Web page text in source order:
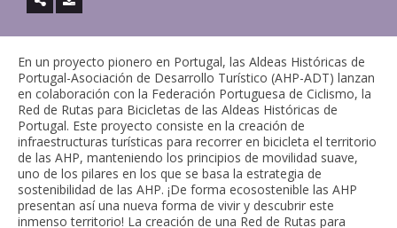
En un proyecto pionero en Portugal, las Aldeas Históricas de
Portugal-Asociación de Desarrollo Turístico (AHP-ADT) lanzan
en colaboración con la Federación Portuguesa de Ciclismo, la
Red de Rutas para Bicicletas de las Aldeas Históricas de
Portugal. Este proyecto consiste en la creación de
infraestructuras turísticas para recorrer en bicicleta el territorio
de las AHP, manteniendo los principios de movilidad suave,
uno de los pilares en los que se basa la estrategia de
sostenibilidad de las AHP. ¡De forma ecosostenible las AHP
presentan así una nueva forma de vivir y descubrir este
inmenso territorio! La creación de una Red de Rutas para